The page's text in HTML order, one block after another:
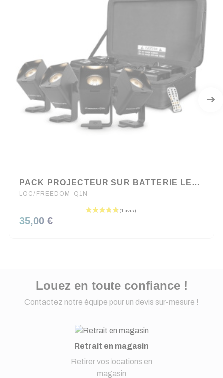
PACK PROJECTEUR SUR BATTERIE LED RGB+WW CHAUVET
LOC/FREEDOM-Q1N
35,00 €
Louez en toute confiance !
Contactez notre équipe pour un devis sur-mesure !
Retrait en magasin
Retirer vos locations en
magasin